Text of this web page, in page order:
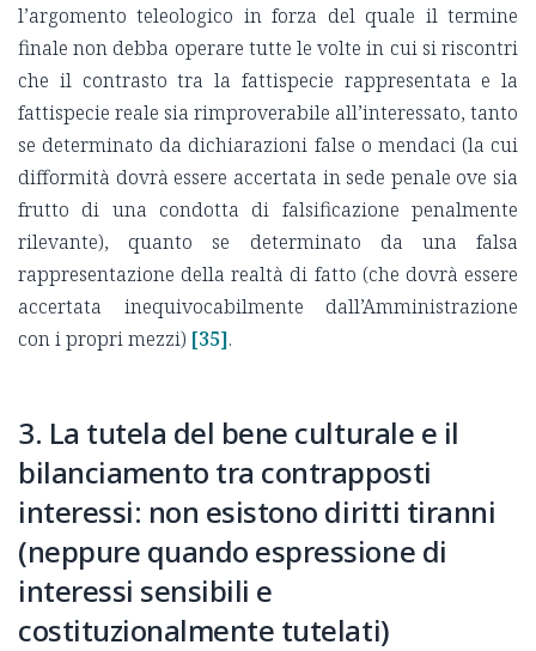
l’argomento teleologico in forza del quale il termine
finale non debba operare tutte le volte in cui si riscontri
che il contrasto tra la fattispecie rappresentata e la
fattispecie reale sia rimproverabile all’interessato, tanto
se determinato da dichiarazioni false o mendaci (la cui
difformità dovrà essere accertata in sede penale ove sia
frutto di una condotta di falsificazione penalmente
rilevante), quanto se determinato da una falsa
rappresentazione della realtà di fatto (che dovrà essere
accertata inequivocabilmente dall’Amministrazione
con i propri mezzi) [35].
3. La tutela del bene culturale e il
bilanciamento tra contrapposti
interessi: non esistono diritti tiranni
(neppure quando espressione di
interessi sensibili e
costituzionalmente tutelati)